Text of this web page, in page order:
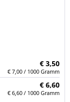
€ 3,50
€ 7,00 / 1000 Gramm
€ 6,60
€ 6,60 / 1000 Gramm